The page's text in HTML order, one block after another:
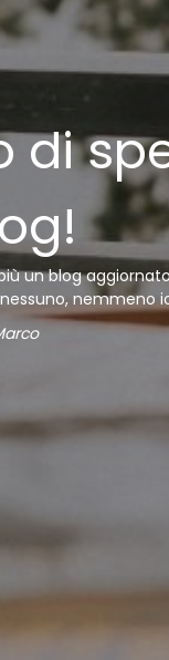
di
un blog
nemmeno